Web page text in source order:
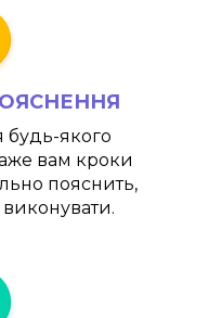
будь-якого
вам кроки
пояснить,